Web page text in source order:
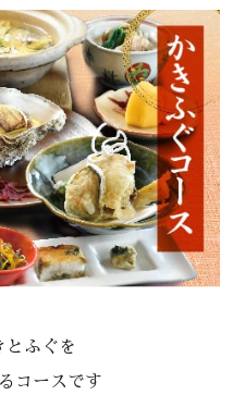
とふぐを
コースです